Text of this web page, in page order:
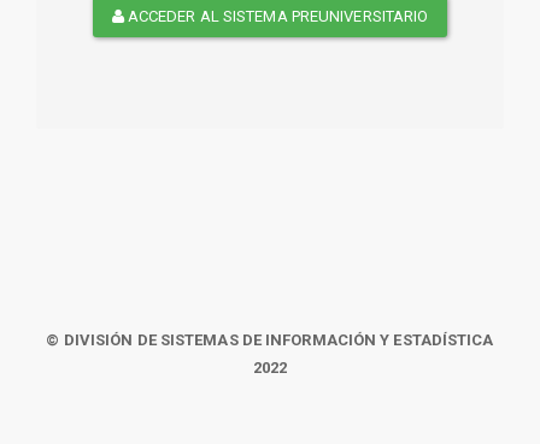
ACCEDER AL SISTEMA PREUNIVERSITARIO
© DIVISIÓN DE SISTEMAS DE INFORMACIÓN Y ESTADÍSTICA
2022